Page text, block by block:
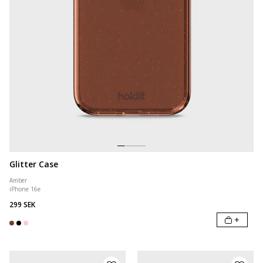
Glitter Case
Amber
iPhone 16e
299 SEK
+